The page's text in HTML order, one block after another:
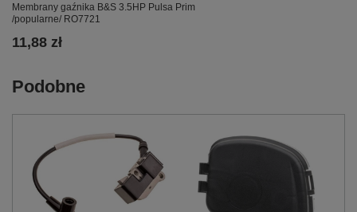
Membrany gaźnika B&S 3.5HP Pulsa Prim
/popularne/ RO7721
11,88 zł
Podobne